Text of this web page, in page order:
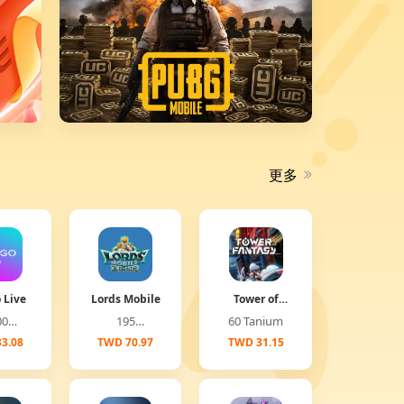
更多
Live Lords Mobile
195
Diamonds
TWD 70.97
Tower of
Fantasy
(Global)
60 Tanium
TWD 31.15